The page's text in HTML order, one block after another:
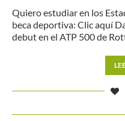
Quiero estudiar en los
beca deportiva: Clic aquí
debut en el ATP 500 de